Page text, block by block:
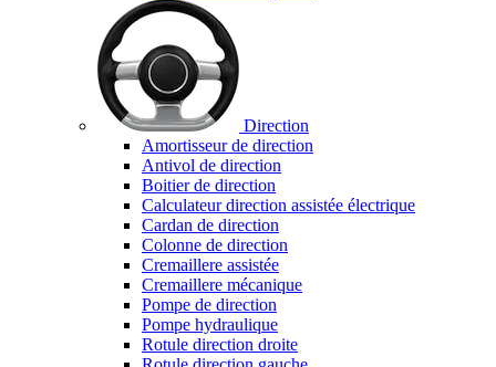
Direction
Amortisseur de direction
Antivol de direction
Boitier de direction
Calculateur direction assistée électrique
Cardan de direction
Colonne de direction
Cremaillere assistée
Cremaillere mécanique
Pompe de direction
Pompe hydraulique
Rotule direction droite